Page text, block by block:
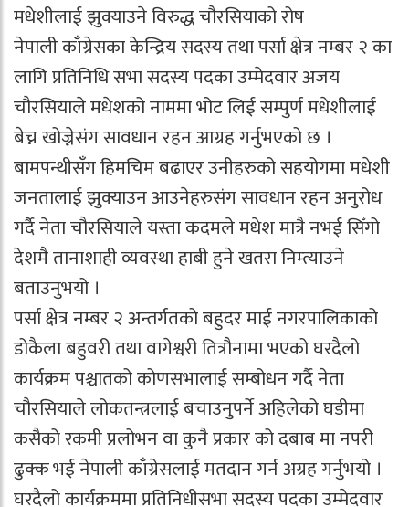
मधेशीलाई झुक्याउने विरुद्ध चौरसियाको रोष
नेपाली काँग्रेसका केन्द्रिय सदस्य तथा पर्सा क्षेत्र नम्बर २ का
लागि प्रतिनिधि सभा सदस्य पदका उम्मेदवार अजय
चौरसियाले मधेशको नाममा भोट लिई सम्पुर्ण मधेशीलाई
बेच्न खोज्नेसंग सावधान रहन आग्रह गर्नुभएको छ ।
बामपन्थीसँग हिमचिम बढाएर उनीहरुको सहयोगमा मधेशी
जनतालाई झुक्याउन आउनेहरुसंग सावधान रहन अनुरोध
गर्दै नेता चौरसियाले यस्ता कदमले मधेश मात्रै नभई सिँगो
देशमै तानाशाही व्यवस्था हाबी हुने खतरा निम्त्याउने
बताउनुभयो ।
पर्सा क्षेत्र नम्बर २ अन्तर्गतको बहुदर माई नगरपालिकाको
डोकैला बहुवरी तथा वागेश्वरी तित्रौनामा भएको घरदैलो
कार्यक्रम पश्चातको कोणसभालाई सम्बोधन गर्दै नेता
चौरसियाले लोकतन्त्रलाई बचाउनुपर्ने अहिलेको घडीमा
कसैको रकमी प्रलोभन वा कुनै प्रकार को दबाब मा नपरी
ढुक्क भई नेपाली काँग्रेसलाई मतदान गर्न अग्रह गर्नुभयो ।
घरदैलो कार्यक्रममा प्रतिनिधीसभा सदस्य पदका उम्मेदवार